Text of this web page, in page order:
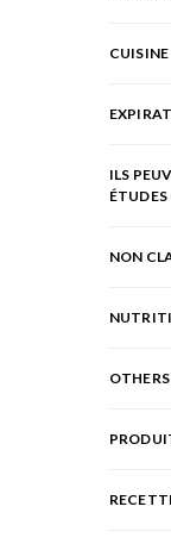
CUISINE
ILS
NON
OTHERS